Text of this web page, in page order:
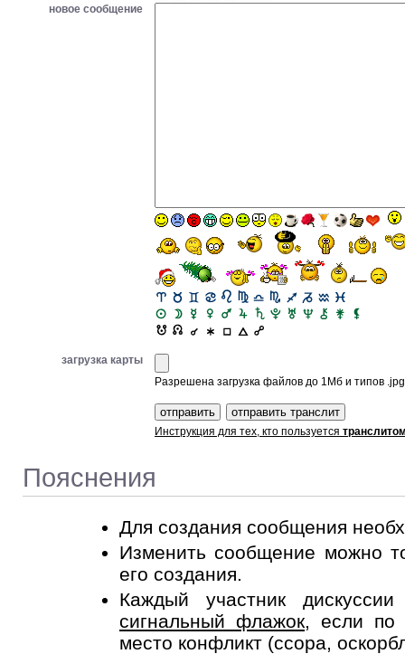
новое сообщение
загрузка карты
Разрешена загрузка файлов до 1Мб и типов
Инструкция для тех, кто пользуется
Пояснения
Для создания сообщения
Изменить сообщение можно
его создания.
Каждый участник
сигнальный флажок, если по
место конфликт (ссора,